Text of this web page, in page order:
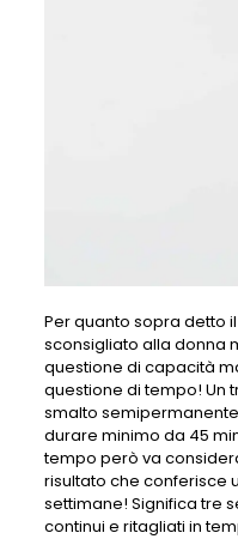
Per quanto sopra detto
sconsigliato alla donna
questione di capacità
questione di tempo! Un
smalto
durare minimo da 45
tempo però va
risultato che conferisce
settimane! Significa tre
continui e ritagliati in